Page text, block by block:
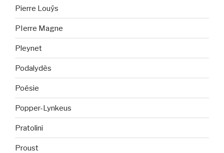
Pierre Louÿs
PIerre Magne
Pleynet
Podalydès
Poésie
Popper-Lynkeus
Pratolini
Proust